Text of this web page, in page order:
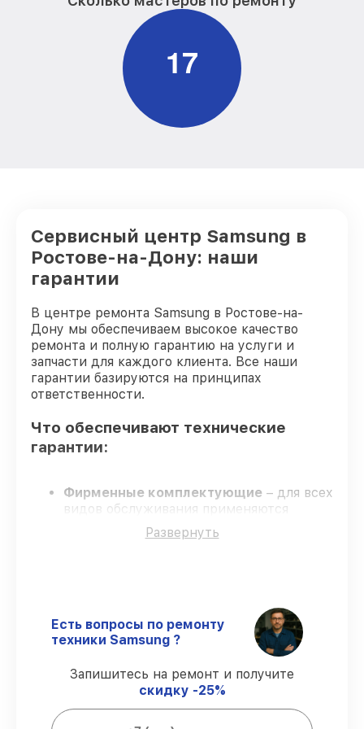
17
Сервисный центр Samsung в
Ростове-на-Дону: наши
гарантии
В центре ремонта Samsung в Ростове-на-
Дону мы обеспечиваем высокое качество
ремонта и полную гарантию на услуги и
запчасти для каждого клиента. Все наши
гарантии базируются на принципах
ответственности.
Что обеспечивают технические
гарантии:
Фирменные комплектующие – для всех
видов обслуживания применяются
только оригинальные комплектующие.
Сертифицированные мастера
Сервис с гарантией– все работы с
соблюдением гарантийных обязательств.
Гарантии при обслуживании:
Развернуть
Есть вопросы по ремонту
техники Samsung ?
Запишитесь на ремонт и получите
скидку -25%